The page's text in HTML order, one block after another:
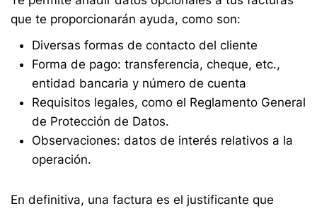
que te proporcionarán ayuda, como son:
Diversas formas de contacto del cliente
Forma de pago: transferencia, cheque, etc.,
entidad bancaria y número de cuenta
Requisitos legales, como el Reglamento General
de Protección de Datos.
Observaciones: datos de interés relativos a la
operación.
En definitiva, una factura es el justificante que